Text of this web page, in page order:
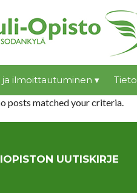
ja ilmoittautuminen ▾
posts matched your criteria.
UUTISKIRJE